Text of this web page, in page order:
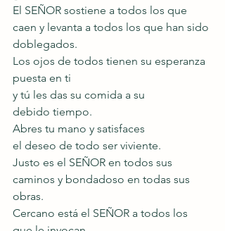
El SEÑOR sostiene a todos los que
caen y levanta a todos los que han sido
doblegados.
Los ojos de todos tienen su esperanza
puesta en ti
y tú les das su comida a su
debido tiempo.
Abres tu mano y satisfaces
el deseo de todo ser viviente.
Justo es el SEÑOR en todos sus
caminos y bondadoso en todas sus
obras.
Cercano está el SEÑOR a todos los